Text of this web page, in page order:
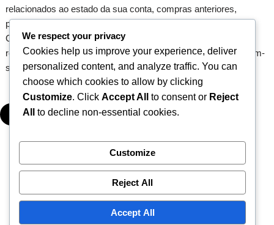
relacionados ao estado da sua conta, compras anteriores,
participação em eventos, idade e ligação de contas.
Compreender estes requisitos assegura um processo de
reivindicação mais fluido e aumenta as chances de resgate bem-
sucedido.
We respect your privacy
Cookies help us improve your experience, deliver
personalized content, and analyze traffic. You can
choose which cookies to allow by clicking
Customize. Click Accept All to consent or Reject
All
to decline non-essential cookies.
Customize
Reject All
Accept All